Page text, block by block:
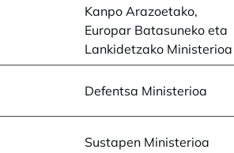
opens in a new tab
Kanpo Arazoetako,
Europar Batasuneko eta
Lankidetzako Ministerioa
opens in a new tabDefentsa Ministerioa
opens in a new tabSustapen Ministerioa